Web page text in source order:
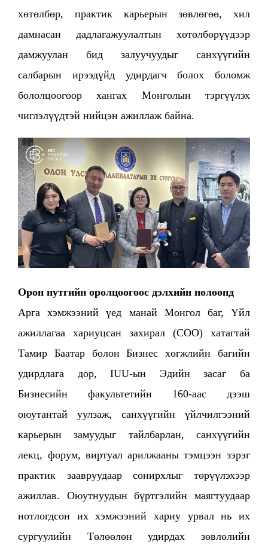
хөтөлбөр, практик карьерын зөвлөгөө, хил
дамнасан дадлагажуулалтын хөтөлбөрүүдээр
дамжуулан бид залуучуудыг санхүүгийн
салбарын ирээдүйд удирдагч болох боломж
бололцоогоор хангах Монголын тэргүүлэх
чиглэлүүдтэй нийцэн ажиллаж байна.
Орон нутгийн оролцоогоос дэлхийн нөлөөнд
Арга хэмжээний үед манай Монгол баг, Үйл
ажиллагаа хариуцсан захирал (COO) хатагтай
Тамир Баатар болон Бизнес хөгжлийн багийн
удирдлага дор, IUU-ын Эдийн засаг ба
Бизнесийн факультетийн 160-аас дээш
оюутантай уулзаж, санхүүгийн үйлчилгээний
карьерын замуудыг тайлбарлан, санхүүгийн
лекц, форум, виртуал арилжааны тэмцээн зэрэг
практик заавруудаар сонирхлыг төрүүлэхээр
ажиллав. Оюутнуудын бүртгэлийн маягтуудаар
нотлогдсон их хэмжээний хариу урвал нь их
сургуулийн Төлөөлөн удирдах зөвлөлийн